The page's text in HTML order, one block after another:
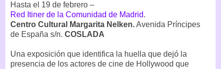
Hasta el 19 de febrero –
Red Itiner de la Comunidad de Madrid.
Centro Cultural Margarita Nelken.Avenida Príncipes
de España s/n. COSLADA
Una exposición que identifica la huella que dejó la
presencia de los actores de cine de Hollywood que